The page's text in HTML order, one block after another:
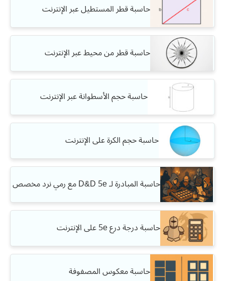
حاسبة قطر المستطيل عبر الإنترنت
حاسبة قطر من محيط عبر الإنترنت
حاسبة حجم الأسطوانة عبر الإنترنت
حاسبة حجم الكرة على الإنترنت
حاسبة المبادرة لـ D&D 5e مع رمي نرد مخصص
حاسبة درجة درع 5e على الإنترنت
حاسبة معكوس المصفوفة